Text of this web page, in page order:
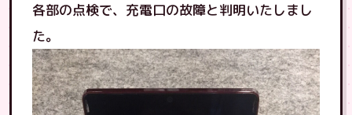
各部の点検で、充電口の故障と判明いたしまし
た。